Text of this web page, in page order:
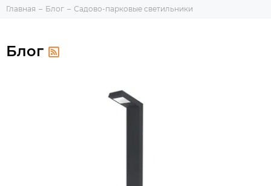
Главная Блог Садово-парковые светильники
Блог